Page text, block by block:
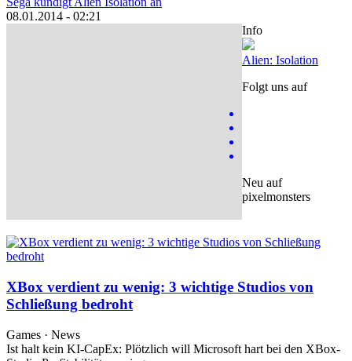
08.01.2014 - 02:21
Info
Alien: Isolation
Folgt uns auf
Neu auf
pixelmonsters
XBox verdient zu wenig: 3 wichtige Studios von
Schließung bedroht
Games · News
Ist halt kein KI-CapEx: Plötzlich will Microsoft hart bei den XBox-